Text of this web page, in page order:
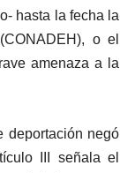
hasta la fecha la
o el
amenaza a la
deportación negó
III señala el